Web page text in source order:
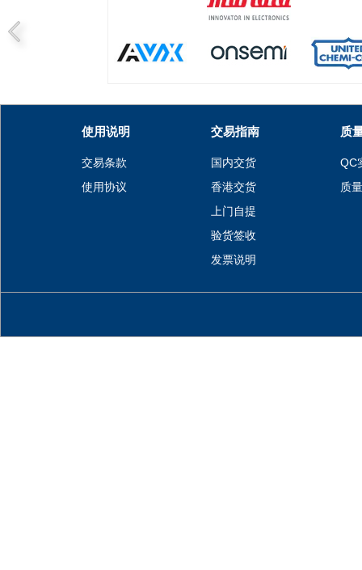
使用说明
交易条款
使用协议
交易指南
国内交货
香港交货
上门自提
验货签收
发票说明
质
QC
质